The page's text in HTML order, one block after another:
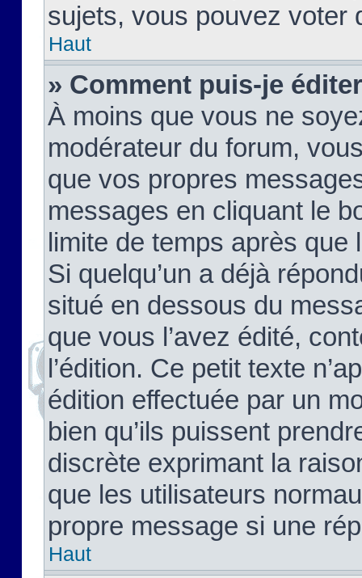
sujets, vous pouvez voter
Haut
» Comment puis-je
À moins que vous ne
modérateur du forum,
que vos propres
messages en cliquant le
limite de temps après que
Si quelqu’un a déjà
situé en dessous du
que vous l’avez édité,
l’édition. Ce petit texte
édition effectuée par un
bien qu’ils puissent
discrète exprimant la
que les utilisateurs
propre message si une
Haut